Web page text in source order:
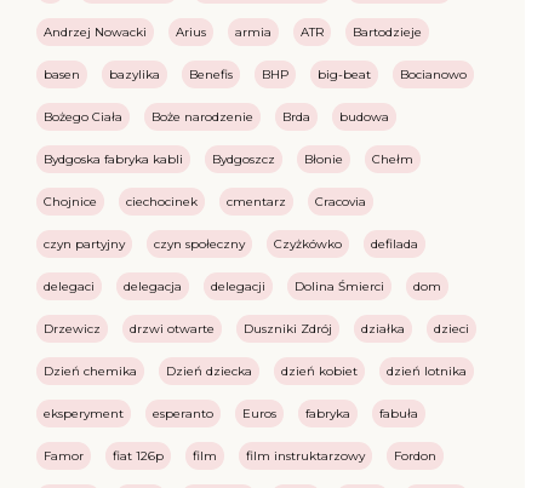
Andrzej Nowacki Arius armia ATR Bartodzieje
basen bazylika Benefis BHP big-beat Bocianowo
Bożego Ciała Boże narodzenie Brda budowa
Bydgoska fabryka kabli Bydgoszcz Błonie Chełm
Chojnice ciechocinek cmentarz Cracovia
czyn partyjny czyn społeczny Czyżkówko defilada
delegaci delegacja delegacji Dolina Śmierci dom
Drzewicz drzwi otwarte Duszniki Zdrój działka dzieci
Dzień chemika Dzień dziecka dzień kobiet dzień lotnika
eksperyment esperanto Euros fabryka fabuła
Famor fiat 126p film film instruktarzowy Fordon